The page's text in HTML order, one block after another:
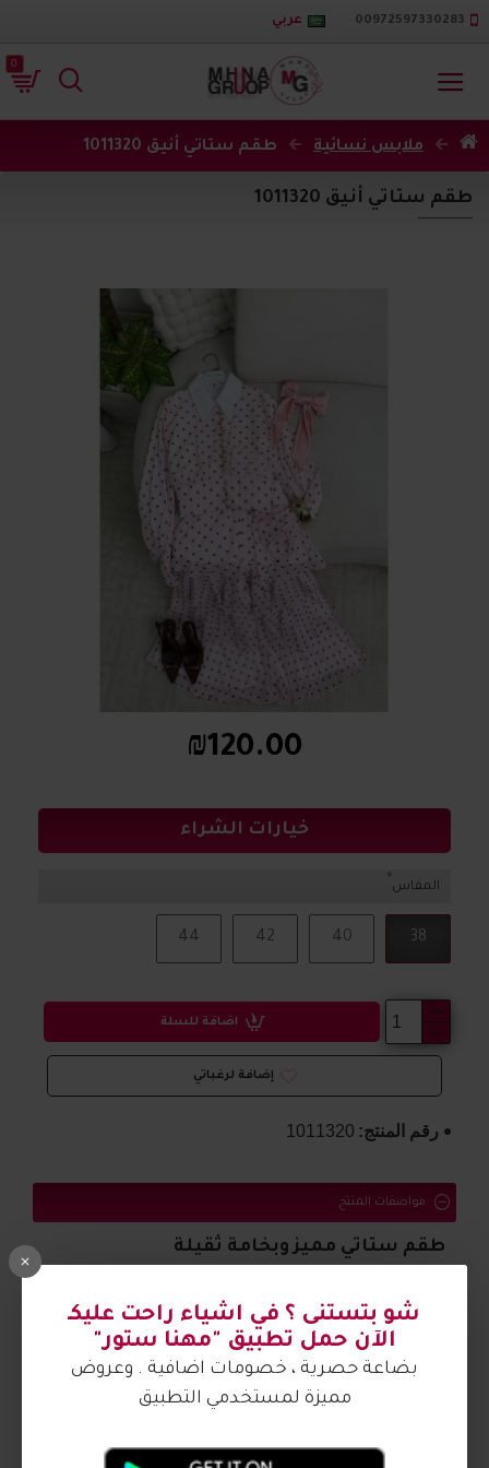
00972597330283 عربي
0
شو بتستنى ؟ في اشياء راحت عليكـ
الآن حمل تطبيق "مهنا ستور"
بضاعة حصرية ، خصومات اضافية . وعروض
مميزة لمستخدمي التطبيق
ملابس نسائية طقم ستاتي أنيق 1011320
طقم ستاتي أنيق 1011320
رقم المنتج: 1011320
₪120.00
خيارات الشراء
المقاس
38
40
42
44
اضافة للسلة
إضافة لرغباتي
مواصفات المنتج
طقم ستاتي مميز وبخامة ثقيلة